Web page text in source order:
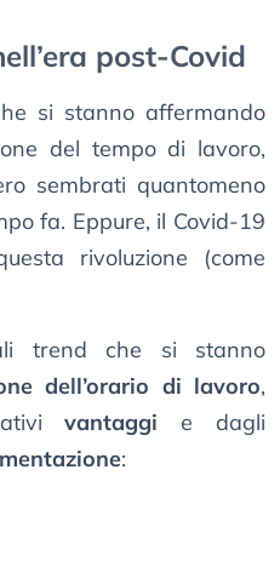
post-Covid
si stanno affermando
del tempo di lavoro,
sembrati quantomeno
fa. Eppure, il Covid-19
rivoluzione (come
trend che si stanno
dell’orario di lavoro,
vantaggi e dagli
: